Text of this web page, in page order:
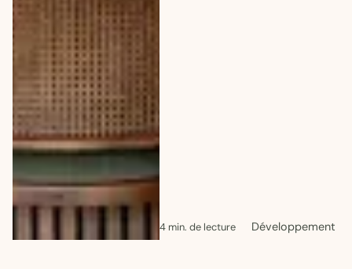
4 min. de lecture Développement